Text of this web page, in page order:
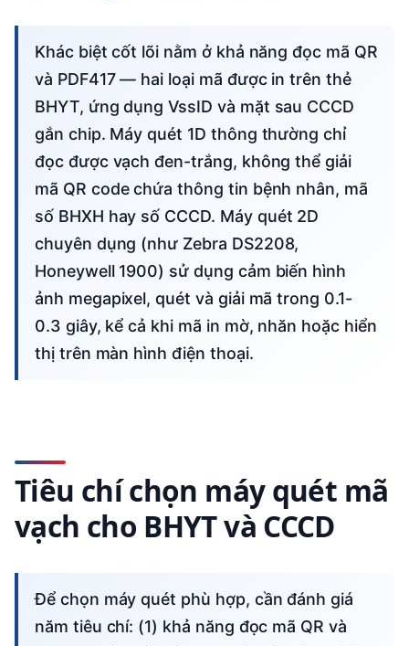
Khác biệt cốt lõi nằm ở khả năng đọc mã QR
và PDF417 — hai loại mã được in trên thẻ
BHYT, ứng dụng VssID và mặt sau CCCD
gắn chip. Máy quét 1D thông thường chỉ
đọc được vạch đen-trắng, không thể giải
mã QR code chứa thông tin bệnh nhân, mã
số BHXH hay số CCCD. Máy quét 2D
chuyên dụng (như Zebra DS2208,
Honeywell 1900) sử dụng cảm biến hình
ảnh megapixel, quét và giải mã trong 0.1-
0.3 giây, kể cả khi mã in mờ, nhăn hoặc hiển
thị trên màn hình điện thoại.
Tiêu chí chọn máy quét mã
vạch cho BHYT và CCCD
Để chọn máy quét phù hợp, cần đánh giá
năm tiêu chí: (1) khả năng đọc mã QR và